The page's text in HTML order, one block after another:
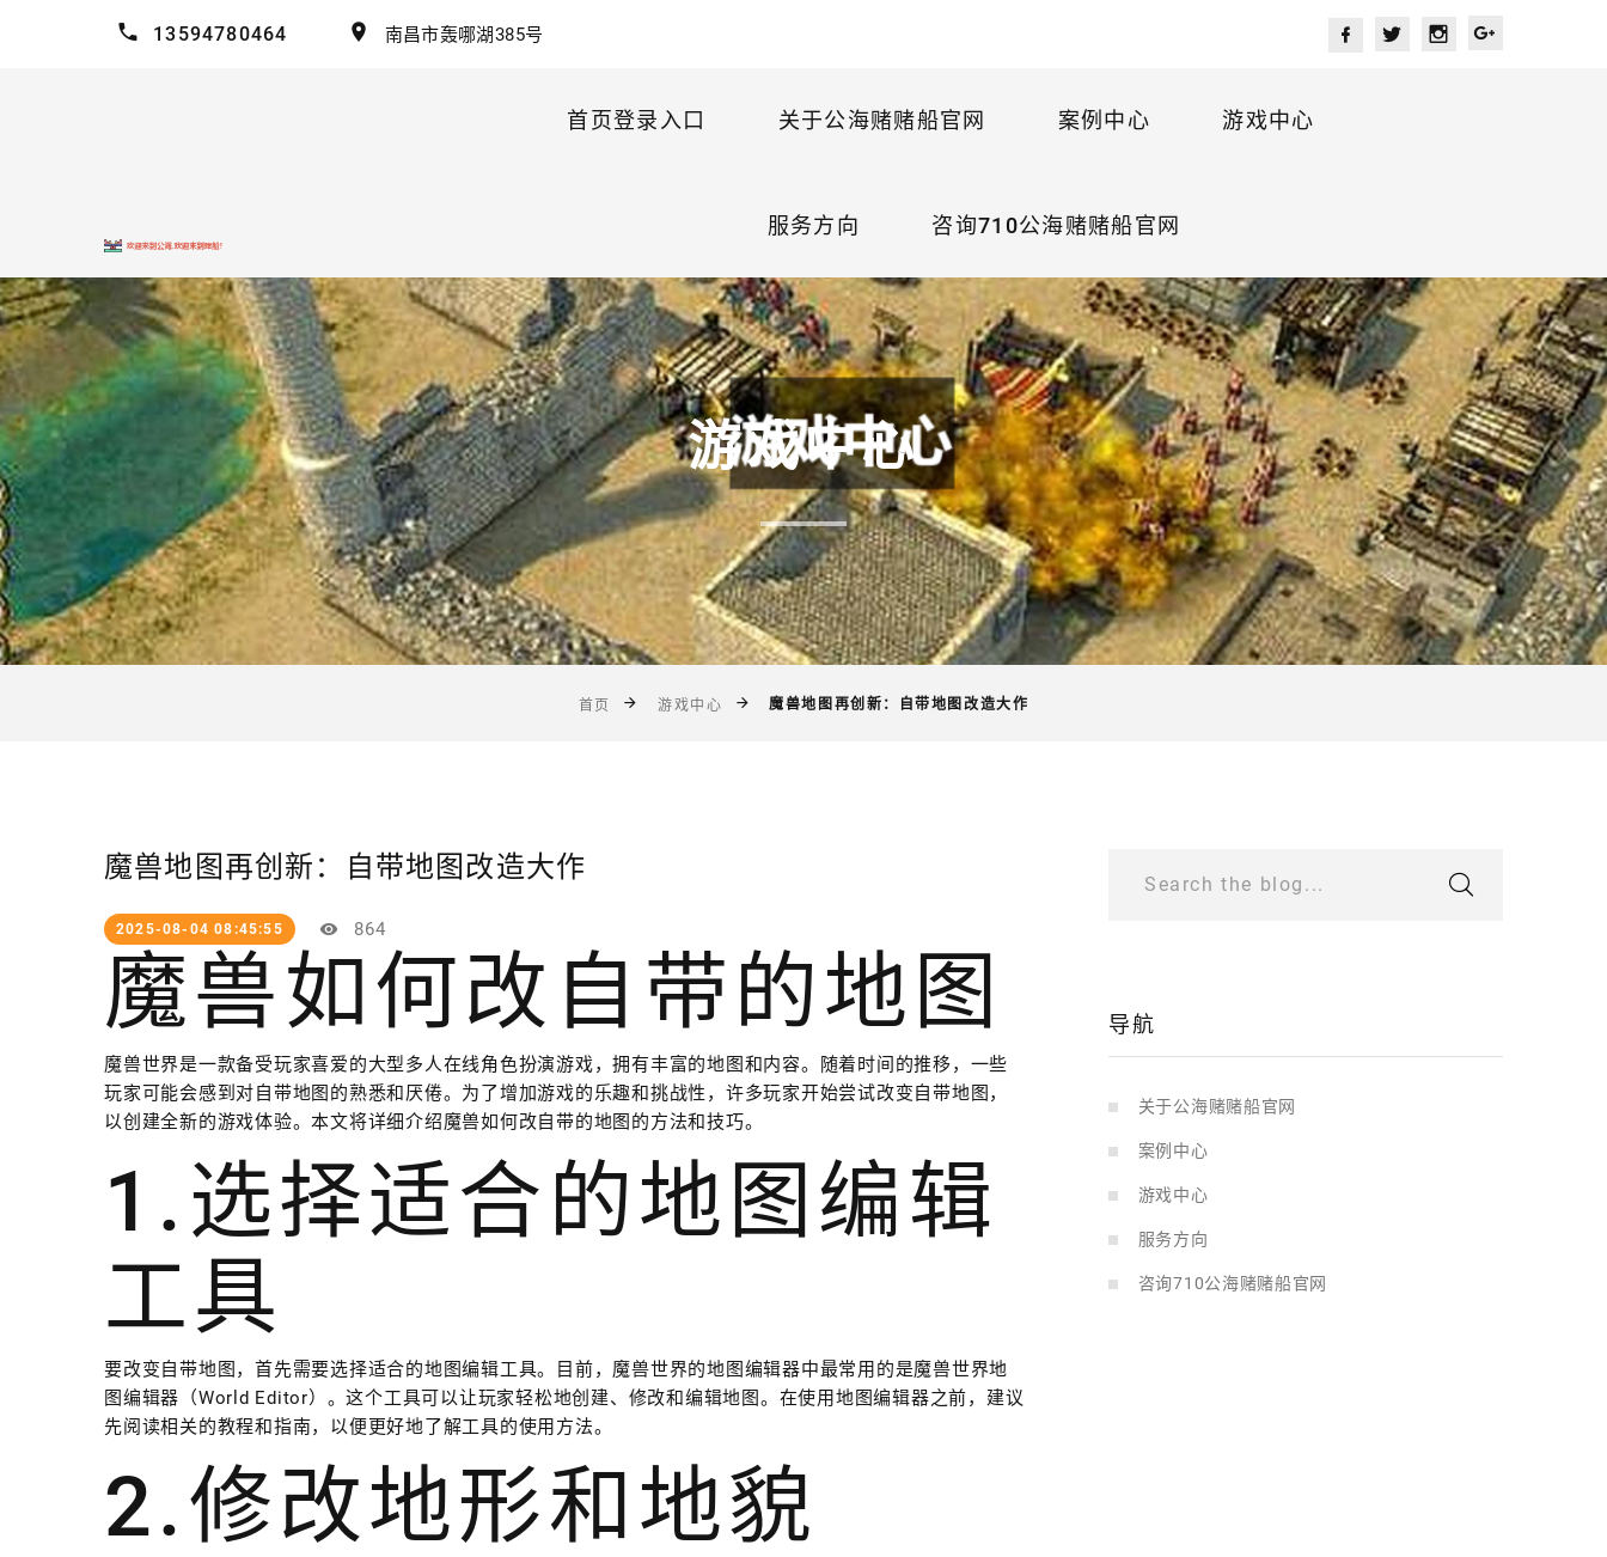
13594780464 南昌市轰哪湖385号
首页登录入口 关于公海赌赌船官网 案例中心 游戏中心
服务方向 咨询710公海赌赌船官网
游戏中心
首页 游戏中心 魔兽地图再创新：自带地图改造大作
魔兽地图再创新：自带地图改造大作
2025-08-04 08:45:55 864
魔兽如何改自带的地图
魔兽世界是一款备受玩家喜爱的大型多人在线角色扮演游戏，拥有丰富的地图和内容。随着时间的推移，一些
玩家可能会感到对自带地图的熟悉和厌倦。为了增加游戏的乐趣和挑战性，许多玩家开始尝试改变自带地图，
以创建全新的游戏体验。本文将详细介绍魔兽如何改自带的地图的方法和技巧。
1.选择适合的地图编辑
工具
要改变自带地图，首先需要选择适合的地图编辑工具。目前，魔兽世界的地图编辑器中最常用的是魔兽世界地
图编辑器（World Editor）。这个工具可以让玩家轻松地创建、修改和编辑地图。在使用地图编辑器之前，建议
先阅读相关的教程和指南，以便更好地了解工具的使用方法。
2.修改地形和地貌
Search the blog...
导航
关于公海赌赌船官网
案例中心
游戏中心
服务方向
咨询710公海赌赌船官网